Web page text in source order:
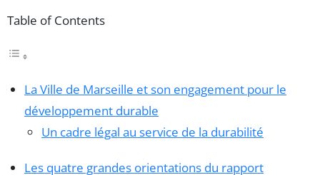
Table of Contents
La Ville de Marseille et son engagement pour le
développement durable
Un cadre légal au service de la durabilité
Les quatre grandes orientations du rapport